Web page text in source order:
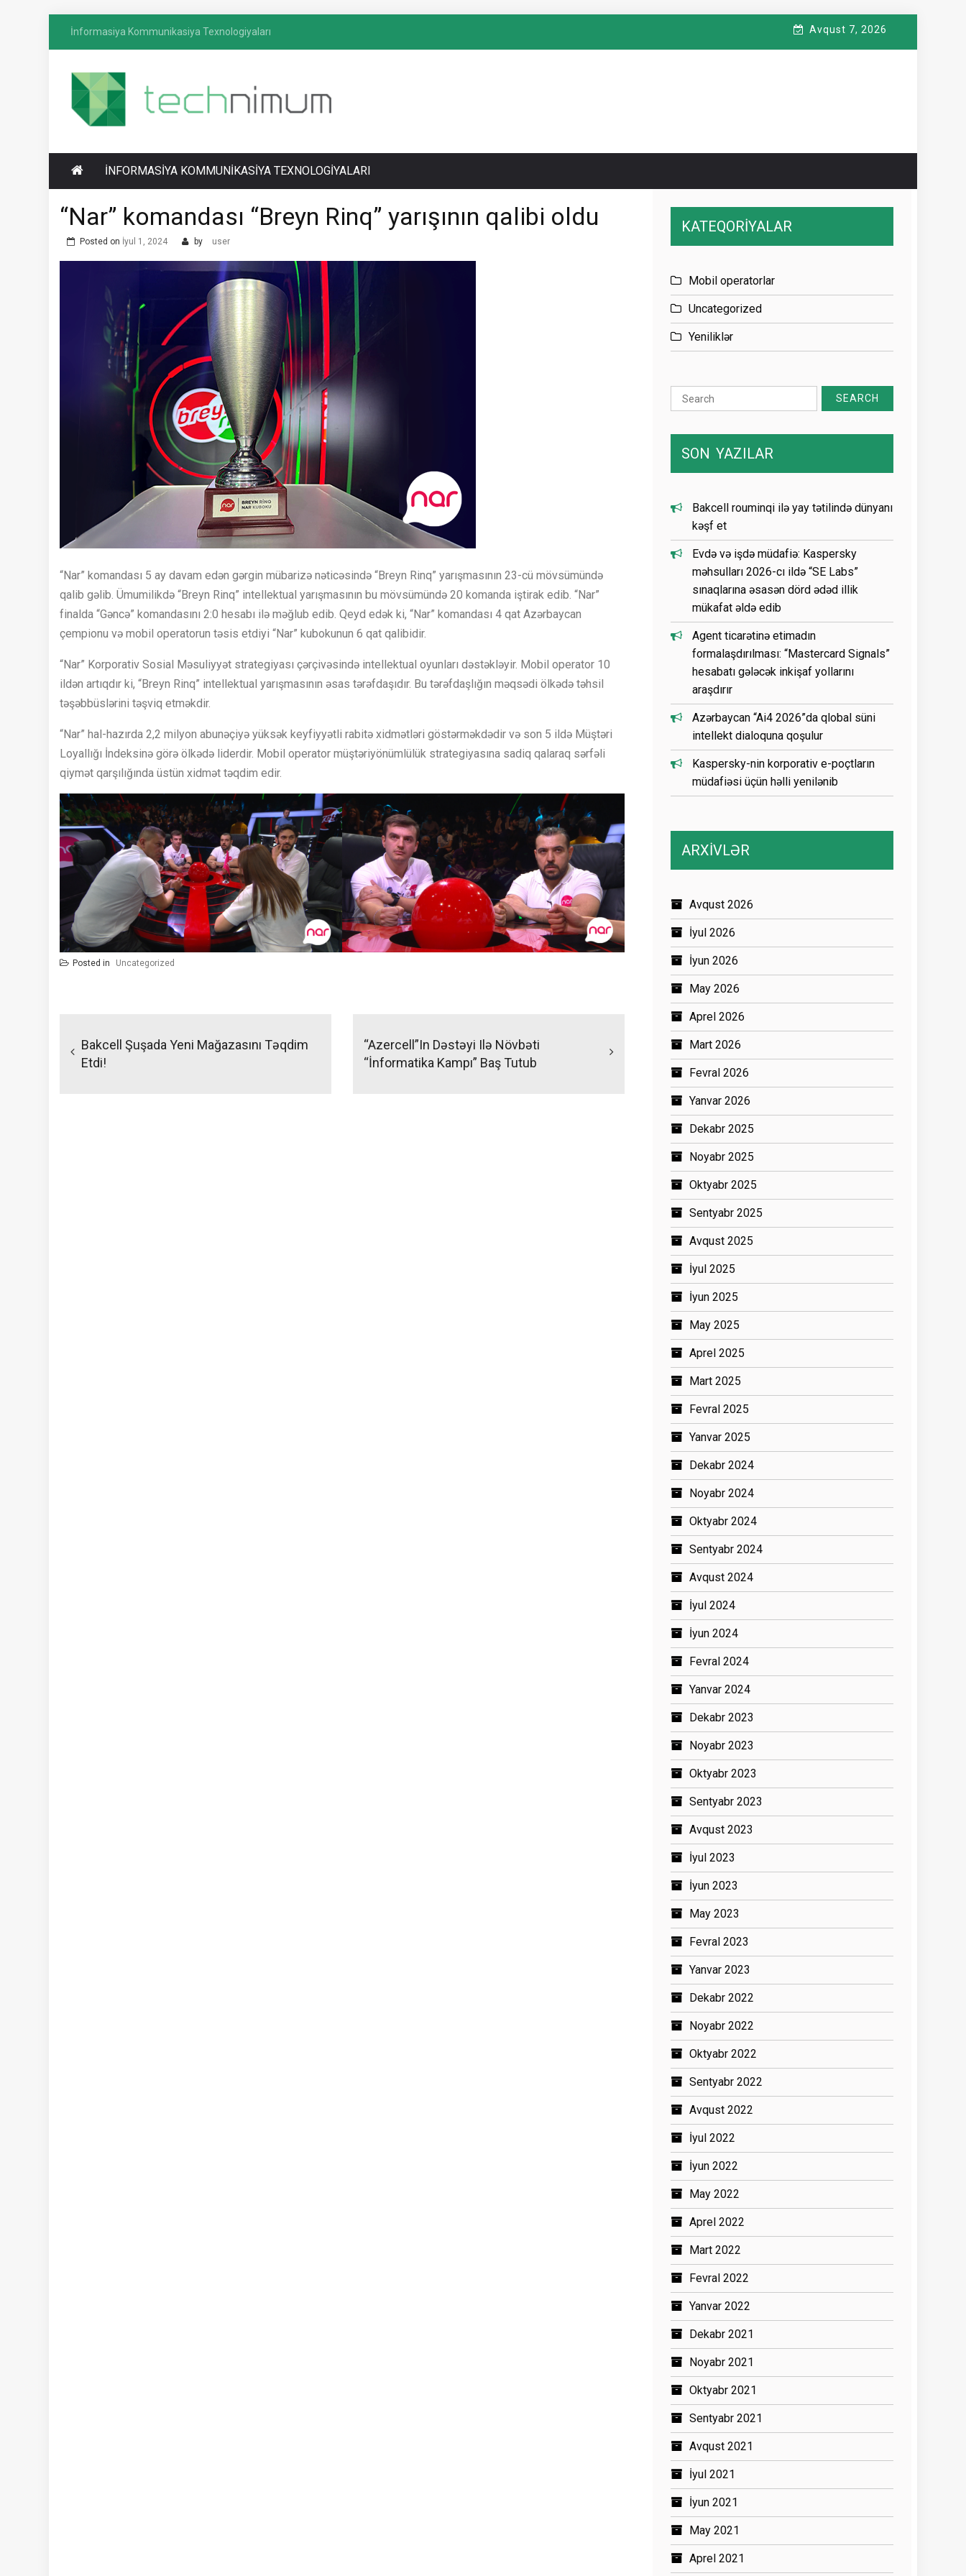
İnformasiya Kommunikasiya Texnologiyaları Avqust 7, 2026
TECHNIMUM
İnformasiya-kommunikasiya texnologiyaları
üzrə media platforması
İNFORMASIYA KOMMUNIKASIYA TEXNOLOGIYALARI
“Nar” komandası “Breyn Rinq” yarışının qalibi oldu
Posted on İyul 1, 2024 by user
“Nar” komandası 5 ay davam edən gərgin mübarizə nəticəsində “Breyn Rinq” yarışmasının 23-cü mövsümündə
qalib gəlib. Ümumilikdə “Breyn Rinq” intellektual yarışmasının bu mövsümündə 20 komanda iştirak edib. “Nar”
finalda “Gəncə” komandasını 2:0 hesabı ilə məğlub edib. Qeyd edək ki, “Nar” komandası 4 qat Azərbaycan
çempionu və mobil operatorun təsis etdiyi “Nar” kubokunun 6 qat qalibidir.
“Nar” Korporativ Sosial Məsuliyyət strategiyası çərçivəsində intellektual oyunları dəstəkləyir. Mobil operator 10
ildən artıqdır ki, “Breyn Rinq” intellektual yarışmasının əsas tərəfdaşıdır. Bu tərəfdaşlığın məqsədi ölkədə təhsil
təşəbbüslərini təşviq etməkdir.
“Nar” hal-hazırda 2,2 milyon abunəçiyə yüksək keyfiyyətli rabitə xidmətləri göstərməkdədir və son 5 ildə Müştəri
Loyallığı İndeksinə görə ölkədə liderdir. Mobil operator müştəriyönümlülük strategiyasına sadiq qalaraq sərfəli
qiymət qarşılığında üstün xidmət təqdim edir.
Posted in Uncategorized
naviqasiyası
Bakcell Şuşada Yeni Mağazasını Təqdim
Etdi!
“Azercell”in Dəstəyi Ilə Növbəti
“İnformatika Kampı” Baş Tutub
KATEQORİYALAR
Mobil operatorlar
Uncategorized
Yeniliklər
Search
for:
SON YAZILAR
Bakcell rouminqi ilə yay tətilində dünyanı
kəşf et
Evdə və işdə müdafiə: Kaspersky
məhsulları 2026-cı ildə “SE Labs”
sınaqlarına əsasən dörd ədəd illik
mükafat əldə edib
Agent ticarətinə etimadın
formalaşdırılması: “Mastercard Signals”
hesabatı gələcək inkişaf yollarını
araşdırır
Azərbaycan “Ai4 2026”da qlobal süni
intellekt dialoquna qoşulur
Kaspersky-nin korporativ e-poçtların
müdafiəsi üçün həlli yenilənib
ARXİVLƏR
Avqust 2026
İyul 2026
İyun 2026
May 2026
Aprel 2026
Mart 2026
Fevral 2026
Yanvar 2026
Dekabr 2025
Noyabr 2025
Oktyabr 2025
Sentyabr 2025
Avqust 2025
İyul 2025
İyun 2025
May 2025
Aprel 2025
Mart 2025
Fevral 2025
Yanvar 2025
Dekabr 2024
Noyabr 2024
Oktyabr 2024
Sentyabr 2024
Avqust 2024
İyul 2024
İyun 2024
Fevral 2024
Yanvar 2024
Dekabr 2023
Noyabr 2023
Oktyabr 2023
Sentyabr 2023
Avqust 2023
İyul 2023
İyun 2023
May 2023
Fevral 2023
Yanvar 2023
Dekabr 2022
Noyabr 2022
Oktyabr 2022
Sentyabr 2022
Avqust 2022
İyul 2022
İyun 2022
May 2022
Aprel 2022
Mart 2022
Fevral 2022
Yanvar 2022
Dekabr 2021
Noyabr 2021
Oktyabr 2021
Sentyabr 2021
Avqust 2021
İyul 2021
İyun 2021
May 2021
Aprel 2021